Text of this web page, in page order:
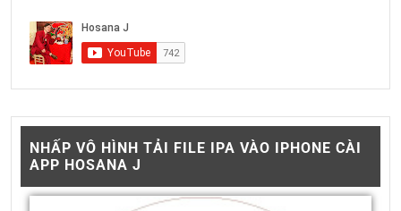
NHẤP VÔ HÌNH TẢI FILE IPA VÀO IPHONE CÀI
APP HOSANA J